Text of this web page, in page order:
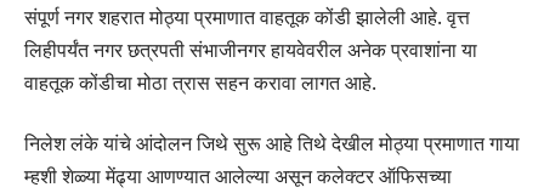
संपूर्ण नगर शहरात मोठ्या प्रमाणात वाहतूक कोंडी झालेली आहे. वृत्त
लिहीपर्यंत नगर छत्रपती संभाजीनगर हायवेवरील अनेक प्रवाशांना या
वाहतूक कोंडीचा मोठा त्रास सहन करावा लागत आहे.
निलेश लंके यांचे आंदोलन जिथे सुरू आहे तिथे देखील मोठ्या प्रमाणात गाया
म्हशी शेळ्या मेंढ्या आणण्यात आलेल्या असून कलेक्टर ऑफिसच्या